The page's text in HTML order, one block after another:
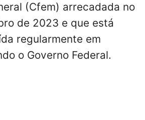
(Cfem) arrecadada no
de 2023 e que está
regularmente em
o Governo Federal.